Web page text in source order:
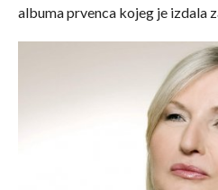
albuma prvenca kojeg je izdala